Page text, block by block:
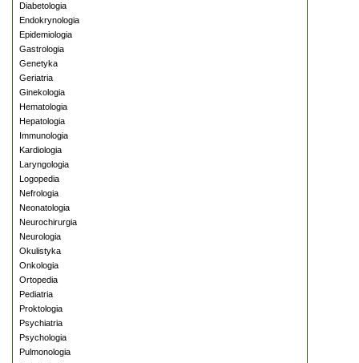
Diabetologia
Endokrynologia
Epidemiologia
Gastrologia
Genetyka
Geriatria
Ginekologia
Hematologia
Hepatologia
Immunologia
Kardiologia
Laryngologia
Logopedia
Nefrologia
Neonatologia
Neurochirurgia
Neurologia
Okulistyka
Onkologia
Ortopedia
Pediatria
Proktologia
Psychiatria
Psychologia
Pulmonologia